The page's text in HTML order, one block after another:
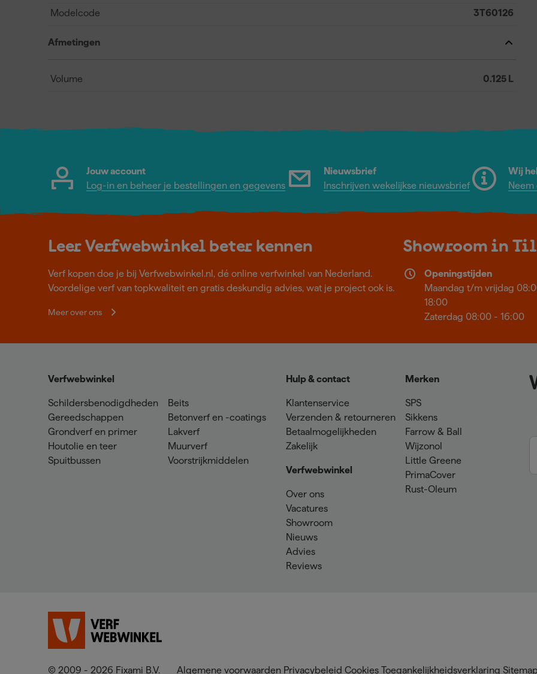
Modelcode 3T60126
Afmetingen
Volume 0.125 L
Jouw account
Log-in en beheer je bestellingen en gegevens
Nieuwsbrief
Inschrijven wekelijkse nieuwsbrief
Wij
Leer Verfwebwinkel beter kennen
Verf kopen doe je bij Verfwebwinkel.nl, dé online verfwinkel van Nederland.
Voordelige verf van topkwaliteit en gratis deskundig advies, wat je project ook is.
Meer over ons
Showroom in
Openingstijden
Maandag t/m vrijdag
18:00
Zaterdag 08:00 - 16:00
Verfwebwinkel
Schildersbenodigdheden
Gereedschappen
Grondverf en primer
Houtolie en teer
Spuitbussen
Beits
Betonverf en -coatings
Lakverf
Muurverf
Voorstrijkmiddelen
Hulp & contact
Klantenservice
Verzenden & retourneren
Betaalmogelijkheden
Zakelijk
Verfwebwinkel
Over ons
Vacatures
Showroom
Nieuws
Advies
Reviews
Merken
SPS
Sikkens
Farrow & Ball
Wijzonol
Little Greene
PrimaCover
Rust-Oleum
© 2009 - 2026 Fixami B.V. Algemene voorwaarden Privacybeleid Cookies Toegankelijkheidsverklaring Sitemap